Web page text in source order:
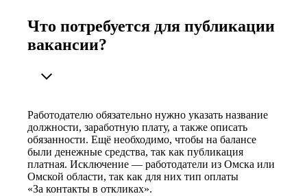
Что потребуется для публикации
вакансии?
Работодателю обязательно нужно указать название
должности, заработную плату, а также описать
обязанности. Ещё необходимо, чтобы на балансе
были денежные средства, так как публикация
платная. Исключение — работодатели из Омска или
Омской области, так как для них тип оплаты
«За контакты в откликах».